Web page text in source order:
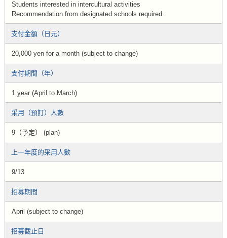
Students interested in intercultural activities
Recommendation from designated schools required.
支付金額（日元）
20,000 yen for a month (subject to change)
支付期間（年）
1 year (April to March)
采用（預訂）人數
9（予定） (plan)
上一年度的采用人數
9/13
招募期間
April (subject to change)
招募截止日